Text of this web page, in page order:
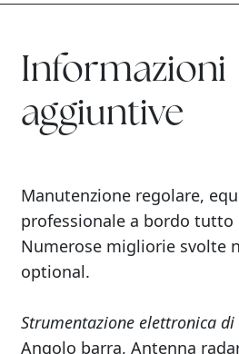
Informazioni
aggiuntive
Manutenzione regolare,
professionale a bordo tutto
Numerose migliorie svolte
optional.
Strumentazione elettronica di
Angolo barra, Antenna